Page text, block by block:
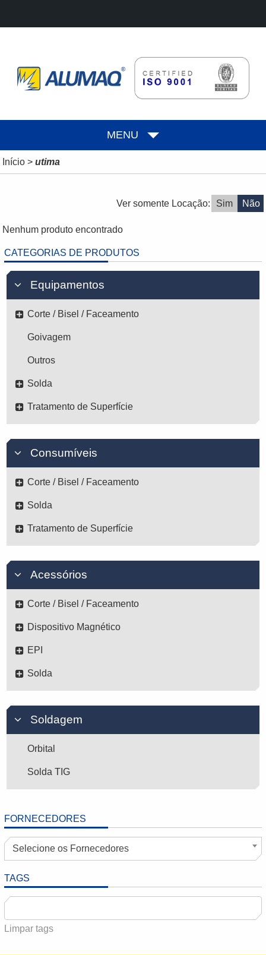
MENU
Início> utima
CATEGORIAS DE PRODUTOS
Equipamentos
Corte / Bisel / Faceamento
Goivagem
Outros
Solda
Tratamento de Superfície
Consumíveis
Corte / Bisel / Faceamento
Solda
Tratamento de Superfície
Acessórios
Corte / Bisel / Faceamento
Dispositivo Magnético
EPI
Solda
Soldagem
Orbital
Solda TIG
FORNECEDORES
Selecione os Fornecedores
TAGS
Limpar tags
Ver somente Locação: Sim Não
Nenhum produto encontrado